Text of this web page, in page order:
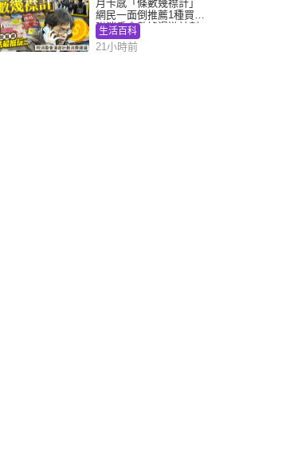
月卡感「條數幾襟計」
網民一面倒推薦1種買法
附消委會數據漫遊計劃
消費提示
生活百科
21小時前